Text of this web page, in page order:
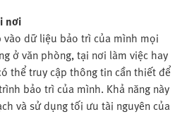
nơi
vào dữ liệu bảo trì của mình mọi
ở văn phòng, tại nơi làm việc hay
thể truy cập thông tin cần thiết để
bảo trì của mình. Khả năng này
và sử dụng tối ưu tài nguyên của